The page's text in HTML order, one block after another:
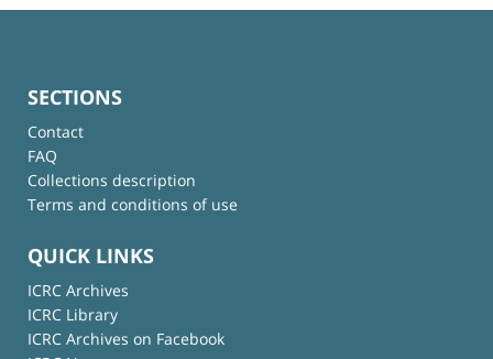
SECTIONS
Contact
FAQ
Collections description
Terms and conditions of use
QUICK LINKS
ICRC Archives
ICRC Library
ICRC Archives on Facebook